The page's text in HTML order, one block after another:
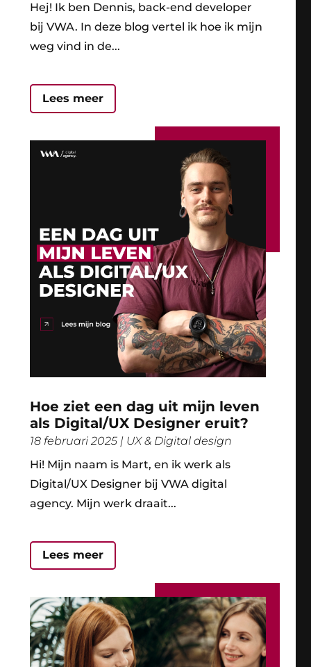
Hej! Ik ben Dennis, back-end developer
bij VWA. In deze blog vertel ik hoe ik mijn
weg vind in de...
Lees meer
Hoe ziet een dag uit mijn leven
als Digital/UX Designer eruit?
18 februari 2025| UX & Digital design
Hi! Mijn naam is Mart, en ik werk als
Digital/UX Designer bij VWA digital
agency. Mijn werk draait...
Lees meer